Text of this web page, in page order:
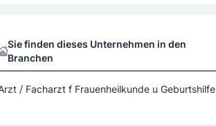
Sie finden dieses Unternehmen in den
Branchen
/ Facharzt f Frauenheilkunde u Geburtshilfe